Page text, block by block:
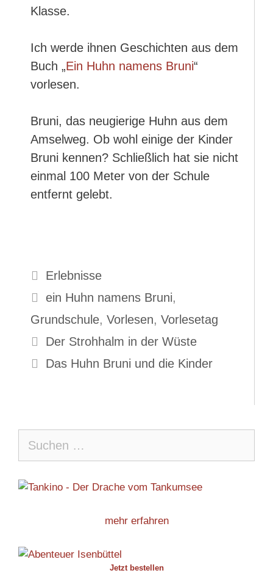
Klasse.
Ich werde ihnen Geschichten aus dem
Buch „Ein Huhn namens Bruni“
vorlesen.
Bruni, das neugierige Huhn aus dem
Amselweg. Ob wohl einige der Kinder
Bruni kennen? Schließlich hat sie nicht
einmal 100 Meter von der Schule
entfernt gelebt.
Kategorien
Erlebnisse
Schlagwörter
ein Huhn namens Bruni,
Grundschule, Vorlesen, Vorlesetag
Der Strohhalm in der Wüste
Das Huhn Bruni und die Kinder
nach:
mehr erfahren
Jetzt bestellen